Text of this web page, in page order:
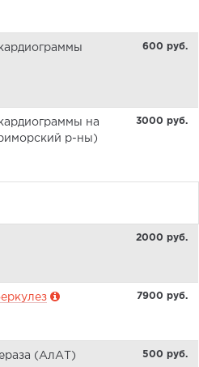
600 pуб.
на
р-ны)
3000 pуб.
2000 pуб.
7900 pуб.
(АлАТ) 500 pуб.